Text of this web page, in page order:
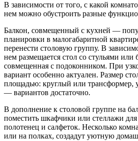
В зависимости от того, с какой
нем можно обустроить разные
Балкон, совмещенный с кухней —
планировки в малогабаритной
перенести столовую группу. В
нем размещается стол со стульями или
совмещенная с подоконником. При
вариант особенно актуален. Размер
площадью: круглый или трансформер,
— вариантов достаточно.
В дополнение к столовой группе на
поместить шкафчики или стеллажи
полотенец и салфеток. Несколько
или на полках, создадут уютную